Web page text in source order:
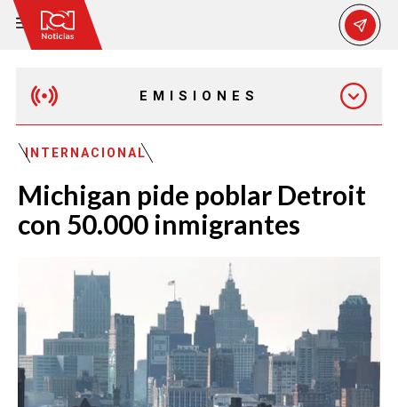
EMISIONES
MAÑANA EXPRESS
EMISIÓN 12:30 PM
EMISIÓN 7:00 PM
EMISIÓN 11:30 PM
INTERNACIONAL
Michigan pide poblar Detroit
con 50.000 inmigrantes